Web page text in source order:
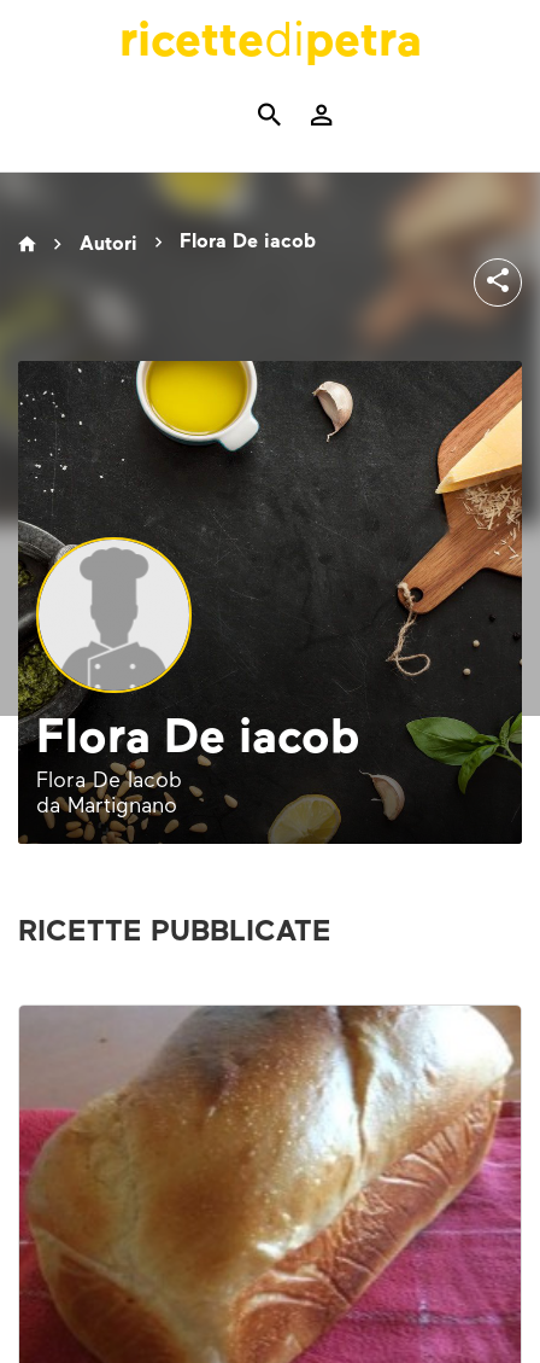
ricettedipetra
Autori Flora De iacob
Flora De iacob
Flora De Iacob
da Martignano
RICETTE PUBBLICATE